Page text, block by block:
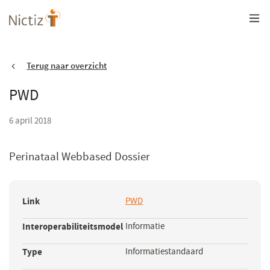
Overslaan
en
gaanTerug naar overzicht
PWD
6 april 2018
Perinataal Webbased Dossier
Link PWD
Interoperabiliteitsmodel Informatie
Type Informatiestandaard